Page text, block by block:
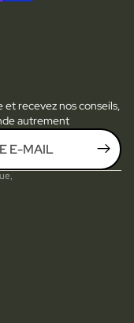
recevez nos conseils,
autrement
,